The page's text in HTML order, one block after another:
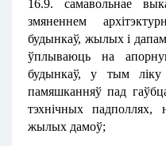
16.9. самавольнае
змяненнем
будынкаў, жылых і
ўплываюць на
будынкаў, у тым
памяшканняў пад
тэхнічных падполлях,
жылых дамоў;